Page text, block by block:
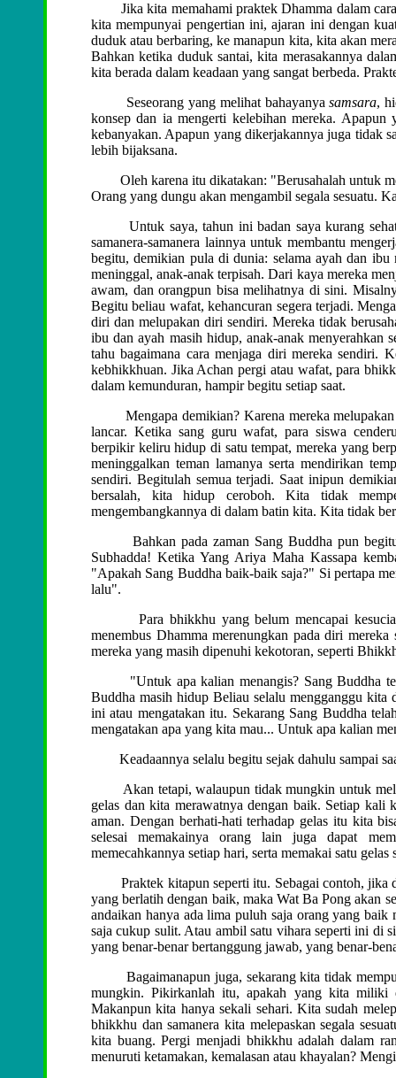
Jika kita memahami praktek Dhamma dalam
kita mempunyai pengertian ini, ajaran ini dengan
duduk atau berbaring, ke manapun kita, kita akan
Bahkan ketika duduk santai, kita merasakannya
kita berada dalam keadaan yang sangat berbeda.
Seseorang yang melihat bahayanyasamsara,
konsep dan ia mengerti kelebihan mereka.
kebanyakan. Apapun yang dikerjakannya juga tidak
lebih bijaksana.
Oleh karena itu dikatakan: "Berusahalah untuk
Orang yang dungu akan mengambil segala sesuatu.
Untuk saya, tahun ini badan saya kurang sehat.
samanera-samanera lainnya untuk membantu
begitu, demikian pula di dunia: selama ayah dan
meninggal, anak-anak terpisah. Dari kaya mereka
awam, dan orangpun bisa melihatnya di sini.
Begitu beliau wafat, kehancuran segera terjadi.
diri dan melupakan diri sendiri. Mereka tidak
ibu dan ayah masih hidup, anak-anak menyerahkan
tahu bagaimana cara menjaga diri mereka sendiri.
kebhikkhuan. Jika Achan pergi atau wafat, para
dalam kemunduran, hampir begitu setiap saat.
Mengapa demikian? Karena mereka melupakan
lancar. Ketika sang guru wafat, para siswa
berpikir keliru hidup di satu tempat, mereka yang
meninggalkan teman lamanya serta mendirikan
sendiri. Begitulah semua terjadi. Saat inipun
bersalah, kita hidup ceroboh. Kita tidak
mengembangkannya di dalam batin kita. Kita tidak
Bahkan pada zaman Sang Buddha pun
Subhadda! Ketika Yang Ariya Maha Kassapa
"Apakah Sang Buddha baik-baik saja?" Si pertapa
lalu".
Para bhikkhu yang belum mencapai kesucian
menembus Dhamma merenungkan pada diri
mereka yang masih dipenuhi kekotoran, seperti
"Untuk apa kalian menangis? Sang Buddha
Buddha masih hidup Beliau selalu mengganggu kita
ini atau mengatakan itu. Sekarang Sang Buddha
mengatakan apa yang kita mau... Untuk apa kalian
Keadaannya selalu begitu sejak dahulu sampai
Akan tetapi, walaupun tidak mungkin untuk
gelas dan kita merawatnya dengan baik. Setiap
aman. Dengan berhati-hati terhadap gelas itu kita
selesai memakainya orang lain juga dapat
memecahkannya setiap hari, serta memakai satu
Praktek kitapun seperti itu. Sebagai contoh, jika
yang berlatih dengan baik, maka Wat Ba Pong akan
andaikan hanya ada lima puluh saja orang yang baik
saja cukup sulit. Atau ambil satu vihara seperti ini di
yang benar-benar bertanggung jawab, yang benar-
Bagaimanapun juga, sekarang kita tidak
mungkin. Pikirkanlah itu, apakah yang kita
Makanpun kita hanya sekali sehari. Kita sudah
bhikkhu dan samanera kita melepaskan segala
kita buang. Pergi menjadi bhikkhu adalah dalam
menuruti ketamakan, kemalasan atau khayalan?